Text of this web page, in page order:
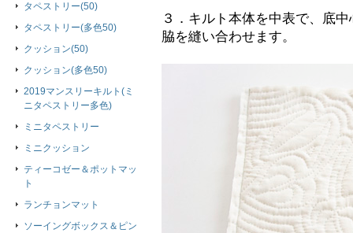
３．キルト本体を中表で、底
脇を縫い合わせます。
タペストリー(50)
タペストリー(多色50)
クッション(50)
クッション(多色50)
2019マンスリーキルト(ミ
ニタペストリー多色)
ミニタペストリー
ミニクッション
ティーコゼー＆ポットマッ
ト
ランチョンマット
ソーイングボックス＆ピン